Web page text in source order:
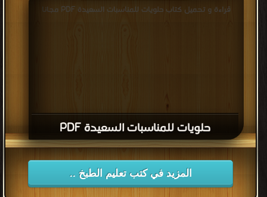
حلويات للمناسبات السعيدة PDF
قراءة و تحميل كتاب حلويات للمناسبات السعيدة PDF مجانا
المزيد في كتب تعليم الطبخ ..